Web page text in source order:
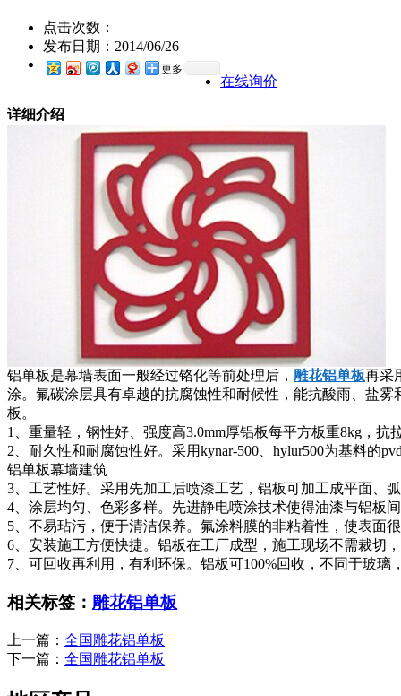
点击次数：
发布日期： 2014/06/26
更多
在线询价
详细介绍
铝单板是幕墙表面一般经过铬化等前处理后， 雕花铝单板再采
涂。氟碳涂层具有卓越的抗腐蚀性和耐候性，能抗酸雨、盐
板。
1、重量轻，钢性好、强度高3.0mm厚铝板每平方板重8kg，抗
2、耐久性和耐腐蚀性好。采用kynar-500、hylur500为基料的
铝单板幕墙建筑
3、工艺性好。采用先加工后喷漆工艺，铝板可加工成平面、
4、涂层均匀、色彩多样。先进静电喷涂技术使得油漆与铝板
5、不易玷污，便于清洁保养。氟涂料膜的非粘着性，使表面
6、安装施工方便快捷。铝板在工厂成型，施工现场不需裁切
7、可回收再利用，有利环保。铝板可100%回收，不同于玻
相关标签： 雕花铝单板
上一篇： 全国雕花铝单板
下一篇： 全国雕花铝单板